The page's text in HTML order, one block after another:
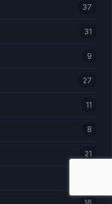
37
31
9
27
11
8
21